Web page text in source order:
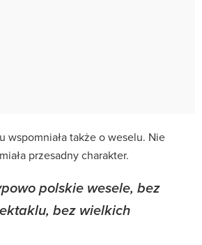
wspomniała także o weselu. Nie
przesadny charakter.
polskie wesele, bez
bez wielkich